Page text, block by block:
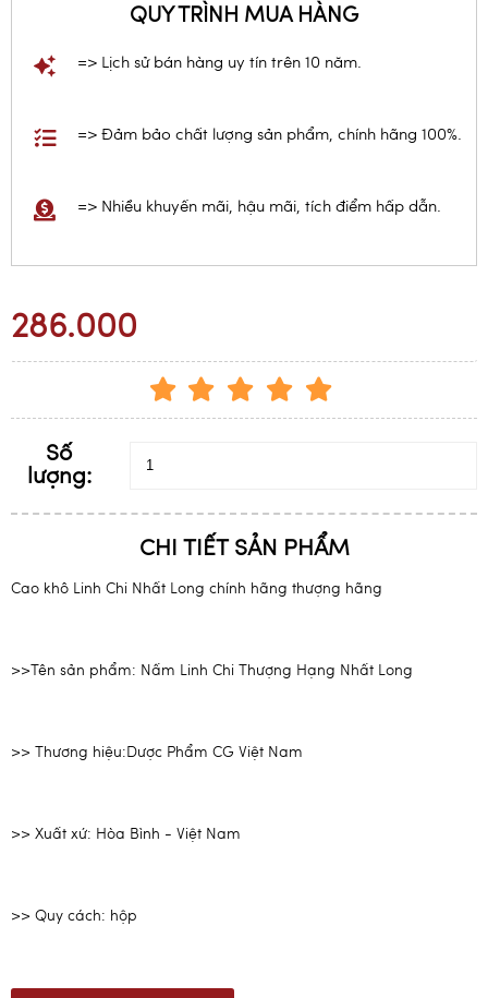
QUY TRÌNH MUA HÀNG
=> Lịch sử bán hàng uy tín trên 10 năm.
=> Đảm bảo chất lượng sản phẩm, chính hãng 100%.
=> Nhiều khuyến mãi, hậu mãi, tích điểm hấp dẫn.
286.000
Số
lượng:
CHI TIẾT SẢN PHẨM
Cao khô Linh Chi Nhất Long chính hãng thượng hãng
>>Tên sản phẩm: Nấm Linh Chi Thượng Hạng Nhất Long
>> Thương hiệu:Dược Phẩm CG Việt Nam
>> Xuất xứ: Hòa Bình - Việt Nam
>> Quy cách: hộp